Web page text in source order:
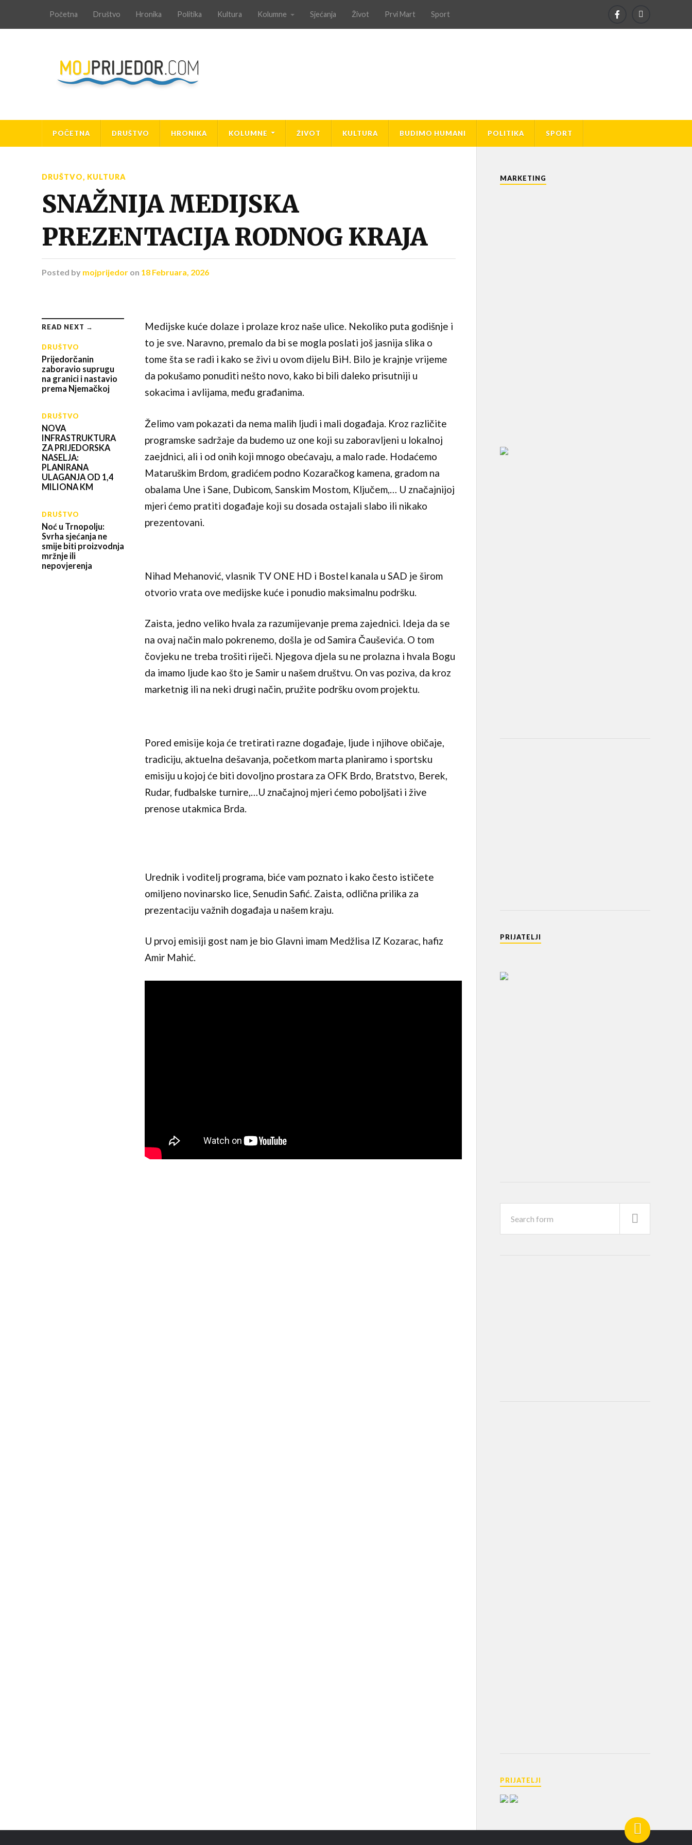
Početna Društvo Hronika Politika Kultura Kolumne Sjećanja Život Prvi Mart Sport
POČETNA DRUŠTVO HRONIKA KOLUMNE ŽIVOT KULTURA BUDIMO HUMANI POLITIKA SPORT
DRUŠTVO, KULTURA
SNAŽNIJA MEDIJSKA
PREZENTACIJA RODNOG KRAJA
Posted by mojprijedor on 18 Februara, 2026
READ NEXT →
DRUŠTVO
Prijedorčanin
zaboravio suprugu
na granici i nastavio
prema Njemačkoj
DRUŠTVO
NOVA
INFRASTRUKTURA
ZA PRIJEDORSKA
NASELJA:
PLANIRANA
ULAGANJA OD 1,4
MILIONA KM
DRUŠTVO
Noć u Trnopolju:
Svrha sjećanja ne
smije biti proizvodnja
mržnje ili
nepovjerenja
Medijske kuće dolaze i prolaze kroz naše ulice. Nekoliko puta godišnje i
to je sve. Naravno, premalo da bi se mogla poslati još jasnija slika o
tome šta se radi i kako se živi u ovom dijelu BiH. Bilo je krajnje vrijeme
da pokušamo ponuditi nešto novo, kako bi bili daleko prisutniji u
sokacima i avlijama, među građanima.
Želimo vam pokazati da nema malih ljudi i mali događaja. Kroz različite
programske sadržaje da budemo uz one koji su zaboravljeni u lokalnoj
zaejdnici, ali i od onih koji mnogo obećavaju, a malo rade. Hodaćemo
Mataruškim Brdom, gradićem podno Kozaračkog kamena, gradom na
obalama Une i Sane, Dubicom, Sanskim Mostom, Ključem,… U značajnijoj
mjeri ćemo pratiti događaje koji su dosada ostajali slabo ili nikako
prezentovani.
Nihad Mehanović, vlasnik TV ONE HD i Bostel kanala u SAD je širom
otvorio vrata ove medijske kuće i ponudio maksimalnu podršku.
Zaista, jedno veliko hvala za razumijevanje prema zajednici. Ideja da se
na ovaj način malo pokrenemo, došla je od Samira Čauševića. O tom
čovjeku ne treba trošiti riječi. Njegova djela su ne prolazna i hvala Bogu
da imamo ljude kao što je Samir u našem društvu. On vas poziva, da kroz
marketnig ili na neki drugi način, pružite podršku ovom projektu.
Pored emisije koja će tretirati razne događaje, ljude i njihove običaje,
tradiciju, aktuelna dešavanja, početkom marta planiramo i sportsku
emisiju u kojoj će biti dovoljno prostara za OFK Brdo, Bratstvo, Berek,
Rudar, fudbalske turnire,…U značajnoj mjeri ćemo poboljšati i žive
prenose utakmica Brda.
Urednik i voditelj programa, biće vam poznato i kako često ističete
omiljeno novinarsko lice, Senudin Safić. Zaista, odlična prilika za
prezentaciju važnih događaja u našem kraju.
U prvoj emisiji gost nam je bio Glavni imam Medžlisa IZ Kozarac, hafiz
Amir Mahić.
MARKETING
PRIJATELJI
PRIJATELJI